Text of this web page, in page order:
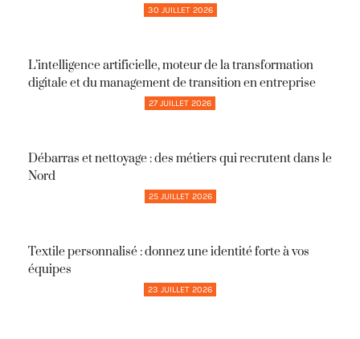
30 JUILLET 2026
L’intelligence artificielle, moteur de la transformation
digitale et du management de transition en entreprise
27 JUILLET 2026
Débarras et nettoyage : des métiers qui recrutent dans le
Nord
25 JUILLET 2026
Textile personnalisé : donnez une identité forte à vos
équipes
23 JUILLET 2026